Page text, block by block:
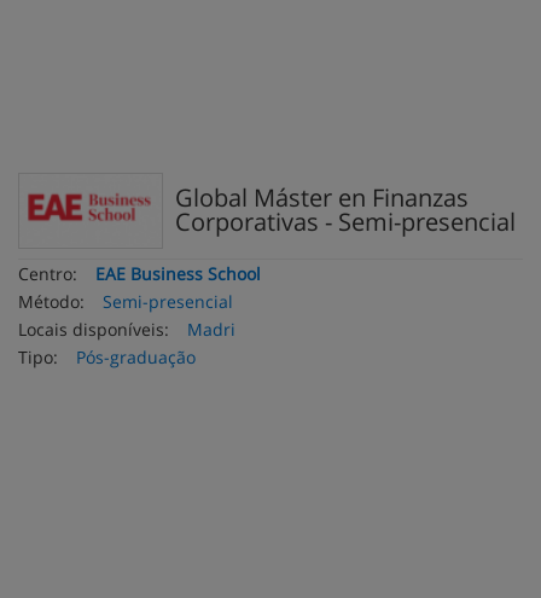
Global Máster en Finanzas
Corporativas - Semi-presencial
Centro:
EAE Business School
Método:
Semi-presencial
Locais disponíveis:
Madri
Tipo:
Pós-graduação